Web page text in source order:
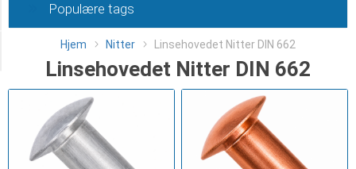
Hjem Nitter Linsehovedet Nitter DIN 662
Linsehovedet Nitter DIN 662
Længde
Category
Populære tags